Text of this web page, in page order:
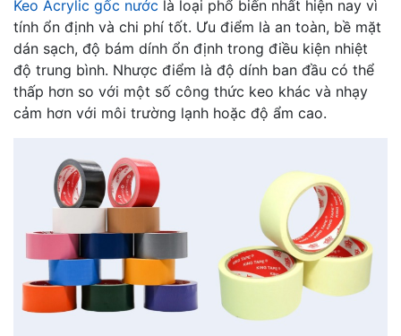
Keo Acrylic gốc nước là loại phổ biến nhất hiện nay vì
tính ổn định và chi phí tốt. Ưu điểm là an toàn, bề mặt
dán sạch, độ bám dính ổn định trong điều kiện nhiệt
độ trung bình. Nhược điểm là độ dính ban đầu có thể
thấp hơn so với một số công thức keo khác và nhạy
cảm hơn với môi trường lạnh hoặc độ ẩm cao.